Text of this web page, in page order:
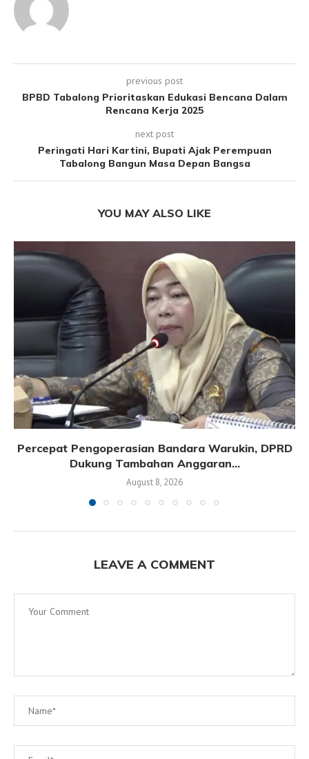
previous post
BPBD Tabalong Prioritaskan Edukasi Bencana Dalam
Rencana Kerja 2025
next post
Peringati Hari Kartini, Bupati Ajak Perempuan
Tabalong Bangun Masa Depan Bangsa
YOU MAY ALSO LIKE
Percepat Pengoperasian Bandara Warukin, DPRD
Dukung Tambahan Anggaran...
August 8, 2026
LEAVE A COMMENT